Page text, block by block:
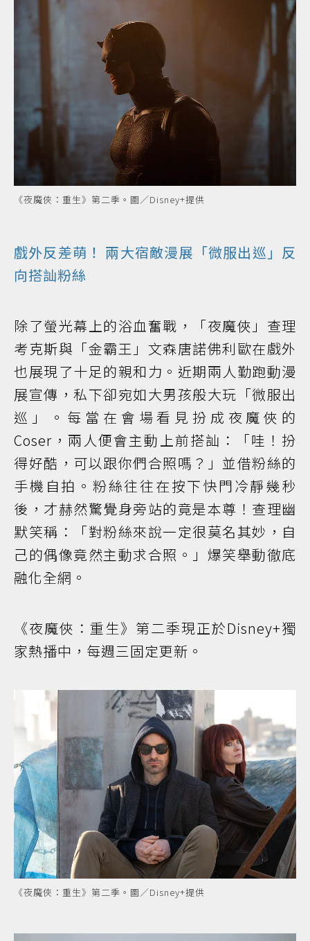
《夜魔俠：重生》第二季。圖／Disney+提供
戲外反差萌！ 兩大宿敵漫展「微服出巡」反
向搭訕粉絲
除了螢光幕上的浴血奮戰，「夜魔俠」查理
考克斯與「金霸王」文森唐諾佛利歐在戲外
也展現了十足的親和力。近期兩人勤跑動漫
展宣傳，私下卻宛如大男孩般大玩「微服出
巡」。每當在會場看見扮成夜魔俠的
Coser，兩人便會主動上前搭訕：「哇！扮
得好酷，可以跟你們合照嗎？」並借粉絲的
手機自拍。粉絲往往在按下快門冷靜幾秒
後，才赫然驚覺身旁站的竟是本尊！查理幽
默笑稱：「對粉絲來說一定很莫名其妙，自
己的偶像竟然主動求合照。」爆笑舉動徹底
融化全網。
《夜魔俠：重生》第二季現正於Disney+獨
家熱播中，每週三固定更新。
《夜魔俠：重生》第二季。圖／Disney+提供